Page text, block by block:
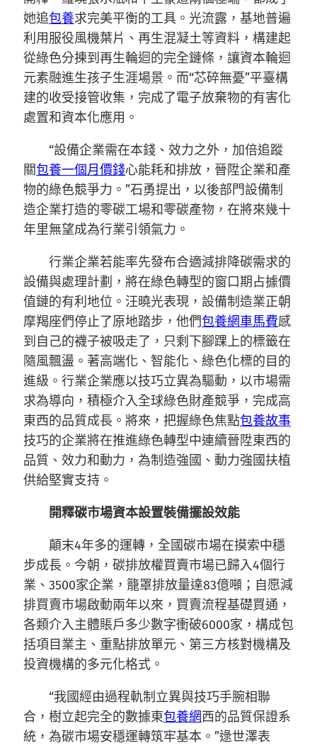
她追包養求完美平衡的工具。光流露，基地普遍
利用服役風機葉片、再生混凝土等資料，構建起
從綠色分揀到再生輪迴的完全鏈條，讓資本輪迴
元素融進生孩子生涯場景。而“芯碎無憂”平臺構
建的收受接管收集，完成了電子放棄物的有害化
處置和資本化應用。
“設備企業需在本錢、效力之外，加倍追蹤
關包養一個月價錢心能耗和排放，晉陞企業和產
物的綠色競爭力。”石勇提出，以後部門設備制
造企業打造的零碳工場和零碳產物，在將來幾十
年里無望成為行業引領氣力。
行業企業若能率先發布合適減排降碳需求的
設備與處理計劃，將在綠色轉型的窗口期占據價
值鏈的有利地位。汪曉光表現，設備制造業正朝
摩羯座們停止了原地踏步，他們包養網車馬費感
到自己的襪子被吸走了，只剩下腳踝上的標籤在
隨風飄盪。著高端化、智能化、綠色化標的目的
進級。行業企業應以技巧立異為驅動，以市場需
求為導向，積極介入全球綠色財產競爭，完成高
東西的品質成長。將來，把握綠色焦點包養故事
技巧的企業將在推進綠色轉型中連續晉陞東西的
品質、效力和動力，為制造強國、動力強國扶植
供給堅實支持。
開釋碳市場資本設置裝備擺設效能
顛末4年多的運轉，全國碳市場在摸索中穩
步成長。今朝，碳排放權買賣市場已歸入4個行
業、3500家企業，籠罩排放量達83億噸；自愿減
排買賣市場啟動兩年以來，買賣流程基礎買通，
各類介入主體賬戶多少數字衝破6000家，構成包
括項目業主、重點排放單元、第三方核對機構及
投資機構的多元化格式。
“我國經由過程軌制立異與技巧手腕相聯
合，樹立起完全的數據東包養網西的品質保證系
統，為碳市場安穩運轉筑牢基本。”逯世澤表